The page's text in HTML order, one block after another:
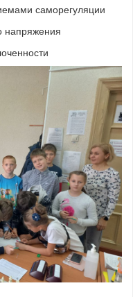
саморегуляции
напряжения